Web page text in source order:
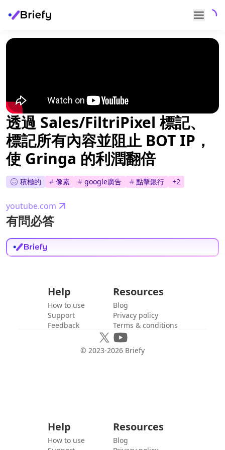
透過 Sales/FiltriPixel 標記、
標記所有內容並阻止 BOT IP，
使 Gringa 的利潤翻倍
積極的 # 像素 # google廣告 # 點擊銀行 +2
youtube.com
有問必答
Help
How to use
Support
Feedback
Resources
Blog
Privacy policy
Terms & conditions
© 2023-2026 Briefy
Help
How to use
Resources
Blog